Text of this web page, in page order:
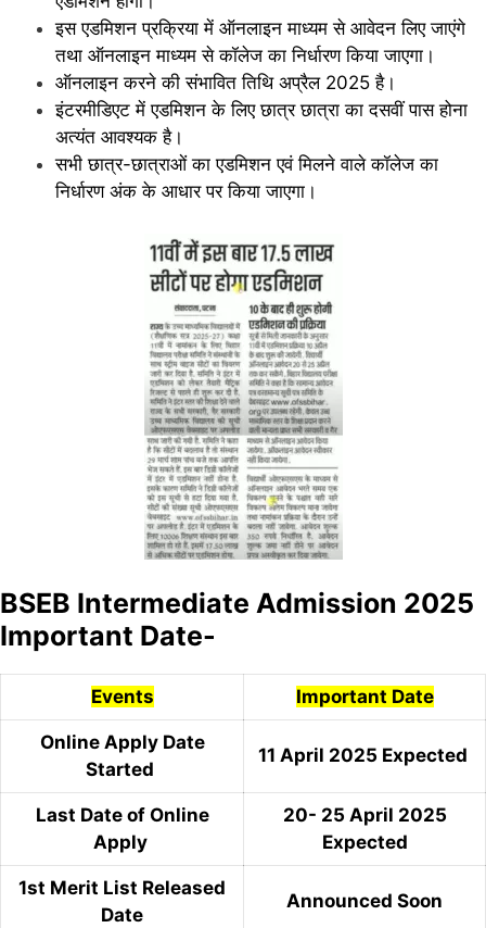
इस एडमिशन प्रक्रिया में ऑनलाइन माध्यम से आवेदन लिए जाएंगे
तथा ऑनलाइन माध्यम से कॉलेज का निर्धारण किया जाएगा।
ऑनलाइन करने की संभावित तिथि अप्रैल 2025 है।
इंटरमीडिएट में एडमिशन के लिए छात्र छात्रा का दसवीं पास होना
अत्यंत आवश्यक है।
सभी छात्र-छात्राओं का एडमिशन एवं मिलने वाले कॉलेज का
निर्धारण अंक के आधार पर किया जाएगा।
BSEB Intermediate Admission 2025
Important Date-
Events Important Date
Online Apply Date
Started
11 April 2025 Expected
Last Date of Online
Apply
20- 25 April 2025
Expected
1st Merit List Released
Date
Announced Soon